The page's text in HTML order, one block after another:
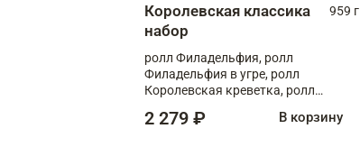
Королевская классика
набор
959 г
ролл Филадельфия, ролл
Филадельфия в угре, ролл
Королевская креветка, ролл
2 279 ₽ В корзину